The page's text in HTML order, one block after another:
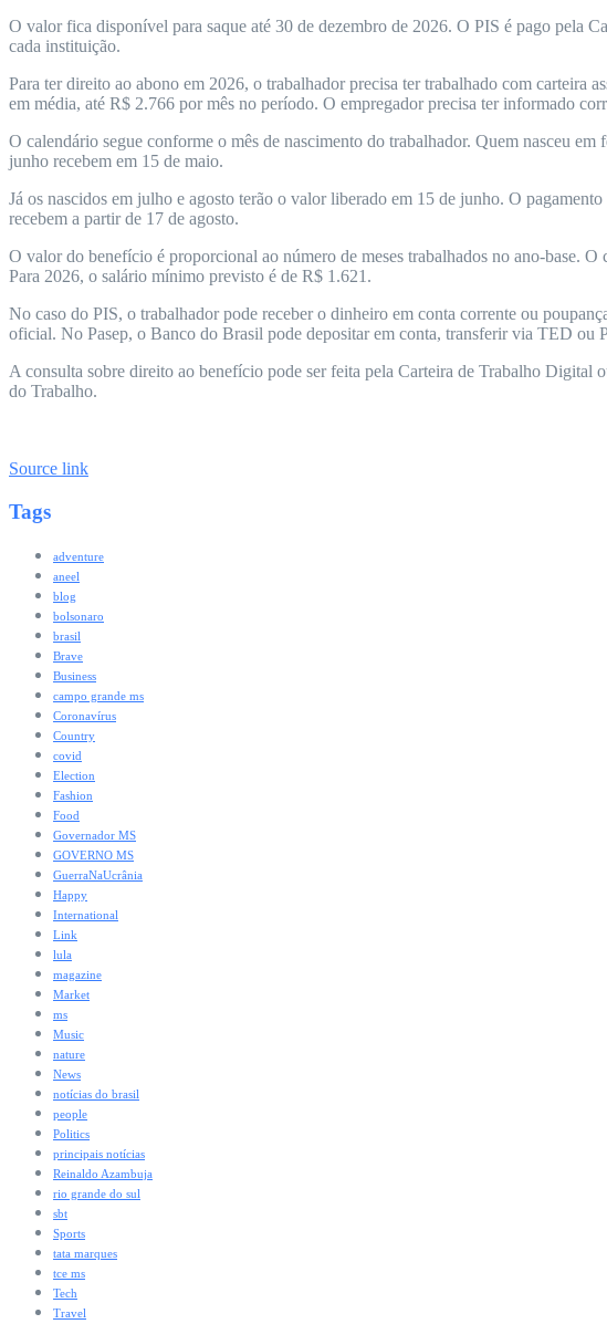
O valor fica disponível para saque até 30 de dezembro de 2026. O PIS é pago pela
cada instituição.
Para ter direito ao abono em 2026, o trabalhador precisa ter trabalhado com carteira
em média, até R$ 2.766 por mês no período. O empregador precisa ter informado
O calendário segue conforme o mês de nascimento do trabalhador. Quem nasceu
junho recebem em 15 de maio.
Já os nascidos em julho e agosto terão o valor liberado em 15 de junho. O
recebem a partir de 17 de agosto.
O valor do benefício é proporcional ao número de meses trabalhados no ano-base.
Para 2026, o salário mínimo previsto é de R$ 1.621.
No caso do PIS, o trabalhador pode receber o dinheiro em conta corrente ou
oficial. No Pasep, o Banco do Brasil pode depositar em conta, transferir via TED ou
A consulta sobre direito ao benefício pode ser feita pela Carteira de Trabalho Digital
do Trabalho.
Source link
Tags
adventure
aneel
blog
bolsonaro
brasil
Brave
Business
campo grande ms
Coronavírus
Country
covid
Election
Fashion
Food
Governador MS
GOVERNO MS
GuerraNaUcrânia
Happy
International
Link
lula
magazine
Market
ms
Music
nature
News
notícias do brasil
people
Politics
principais notícias
Reinaldo Azambuja
rio grande do sul
sbt
Sports
tata marques
tce ms
Tech
Travel